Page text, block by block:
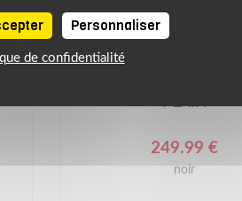
NEXX
249.99 €
noir
Personnaliser
de confidentialité